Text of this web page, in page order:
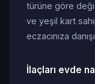
türüne göre
ve yeşil kart
eczacınıza
İlaçları evde